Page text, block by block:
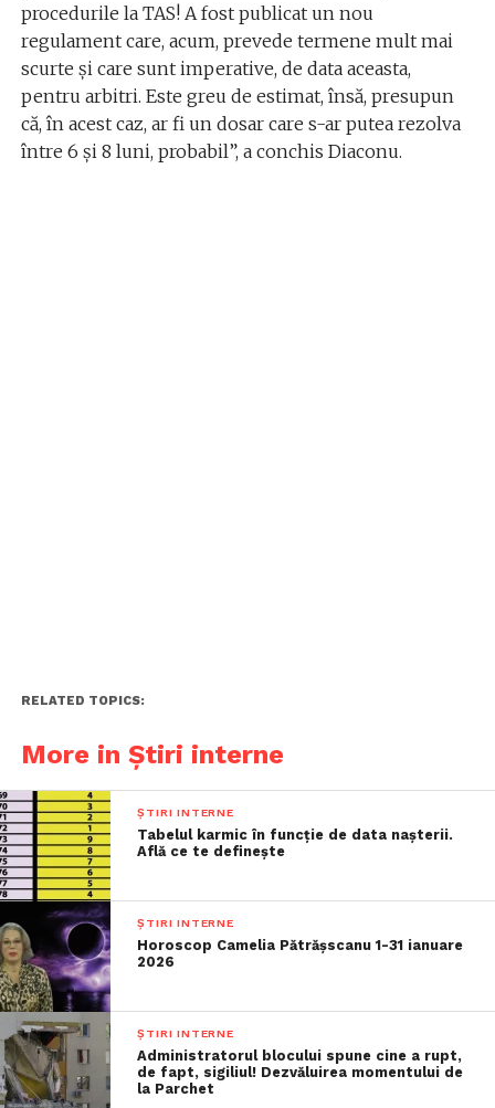
procedurile la TAS! A fost publicat un nou
regulament care, acum, prevede termene mult mai
scurte și care sunt imperative, de data aceasta,
pentru arbitri. Este greu de estimat, însă, presupun
că, în acest caz, ar fi un dosar care s-ar putea rezolva
între 6 și 8 luni, probabil”, a conchis Diaconu.
RELATED TOPICS:
More in Știri interne
ȘTIRI INTERNE
Tabelul karmic în funcție de data nașterii.
Află ce te definește
ȘTIRI INTERNE
Horoscop Camelia Pătrășscanu 1-31 ianuare
2026
ȘTIRI INTERNE
Administratorul blocului spune cine a rupt,
de fapt, sigiliul! Dezvăluirea momentului de
la Parchet